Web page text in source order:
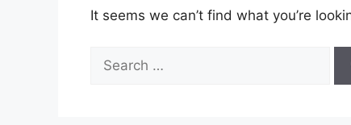
It seems we can’t find what you’re
for: